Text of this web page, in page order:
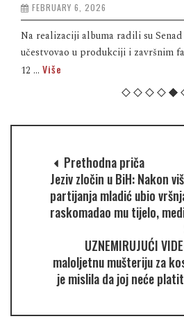
FEBRUARY 6, 2026
Na realizaciji albuma radili su
učestvovao u produkciji i završnim
12 ... Više
Prethodna priča
Jeziv zločin u BiH: Nakon
partijanja mladić ubio
raskomadao mu tijelo,
UZNEMIRUJUĆI
maloljetnu mušteriju za
je mislila da joj neće